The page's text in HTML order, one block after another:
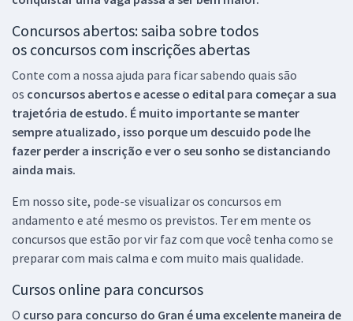
Concursos abertos: saiba sobre todos
os concursos com inscrições abertas
Conte com a nossa ajuda para ficar sabendo quais são
os concursos abertos e acesse o edital para começar a sua
trajetória de estudo. É muito importante se manter
sempre atualizado, isso porque um descuido pode lhe
fazer perder a inscrição e ver o seu sonho se distanciando
ainda mais.
Em nosso site, pode-se visualizar os concursos em
andamento e até mesmo os previstos. Ter em mente os
concursos que estão por vir faz com que você tenha como se
preparar com mais calma e com muito mais qualidade.
Cursos online para concursos
O curso para concurso do Gran é uma excelente maneira de